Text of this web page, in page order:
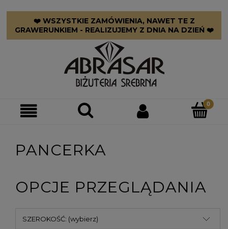
❤️ WSZYSTKIE ZAMÓWIENIA, NAWET TE Z
GRAWERUNKIEM - REALIZUJEMY Z DNIA NA DZIEŃ ❤️
PANCERKA
OPCJE PRZEGLĄDANIA
SZEROKOŚĆ: (wybierz)